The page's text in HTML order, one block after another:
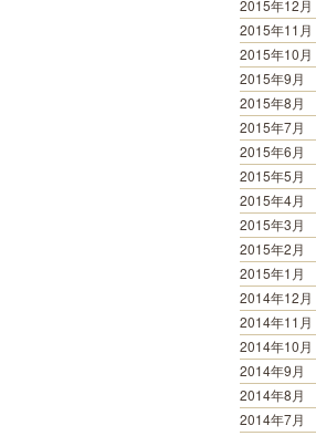
2015年12月
2015年11月
2015年10月
2015年9月
2015年8月
2015年7月
2015年6月
2015年5月
2015年4月
2015年3月
2015年2月
2015年1月
2014年12月
2014年11月
2014年10月
2014年9月
2014年8月
2014年7月